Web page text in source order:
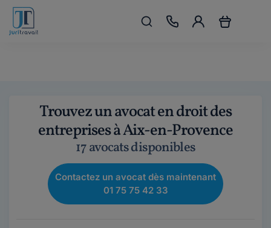
Trouvez un avocat en droit des
entreprises à Aix-en-Provence
17 avocats disponibles
Contactez un avocat dès maintenant
01 75 75 42 33